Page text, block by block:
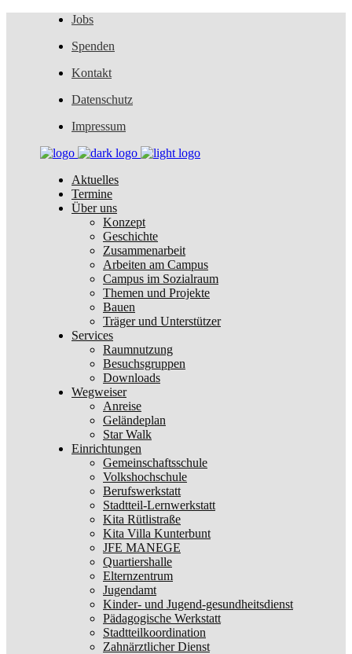
Jobs
Spenden
Kontakt
Datenschutz
Impressum
Aktuelles
Termine
Über uns
Konzept
Geschichte
Zusammenarbeit
Arbeiten am Campus
Campus im Sozialraum
Themen und Projekte
Bauen
Träger und Unterstützer
Services
Raumnutzung
Besuchsgruppen
Downloads
Wegweiser
Anreise
Geländeplan
Star Walk
Einrichtungen
Gemeinschaftsschule
Volkshochschule
Berufswerkstatt
Stadtteil-Lernwerkstatt
Kita Rütlistraße
Kita Villa Kunterbunt
JFE MANEGE
Quartiershalle
Elternzentrum
Jugendamt
Kinder- und Jugend-gesundheitsdienst
Pädagogische Werkstatt
Stadtteilkoordination
Zahnärztlicher Dienst